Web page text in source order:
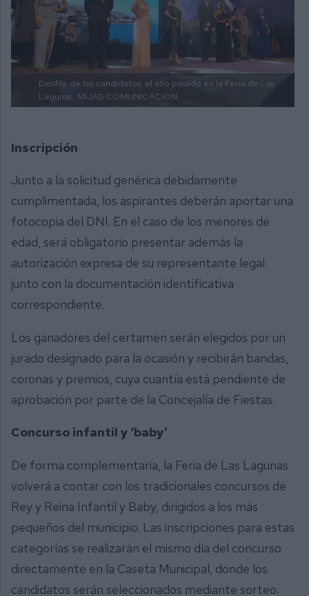
Desfile de los candidatos, el año pasado en la Feria de Las
Lagunas. MIJAS COMUNICACIÓN.
Inscripción
Junto a la solicitud genérica debidamente
cumplimentada, los aspirantes deberán aportar una
fotocopia del DNI. En el caso de los menores de
edad, será obligatorio presentar además la
autorización expresa de su representante legal
junto con la documentación identificativa
correspondiente.
Los ganadores del certamen serán elegidos por un
jurado designado para la ocasión y recibirán bandas,
coronas y premios, cuya cuantía está pendiente de
aprobación por parte de la Concejalía de Fiestas.
Concurso infantil y ‘baby’
De forma complementaria, la Feria de Las Lagunas
volverá a contar con los tradicionales concursos de
Rey y Reina Infantil y Baby, dirigidos a los más
pequeños del municipio. Las inscripciones para estas
categorías se realizarán el mismo día del concurso
directamente en la Caseta Municipal, donde los
candidatos serán seleccionados mediante sorteo.